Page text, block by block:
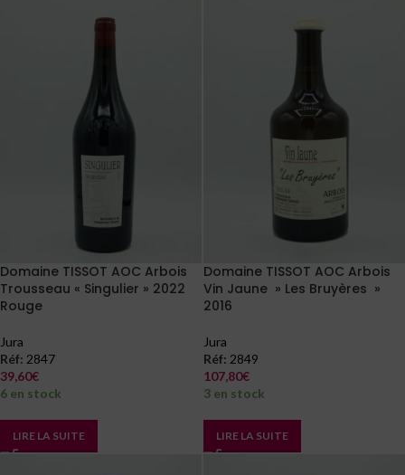
Domaine TISSOT AOC Arbois
Trousseau « Singulier » 2022
Rouge
Jura
Réf: 2847
39,60€
6 en stock
LIRE LA SUITE
Domaine TISSOT AOC Arbois
Vin Jaune » Les Bruyères »
2016
Jura
Réf: 2849
107,80€
3 en stock
LIRE LA SUITE